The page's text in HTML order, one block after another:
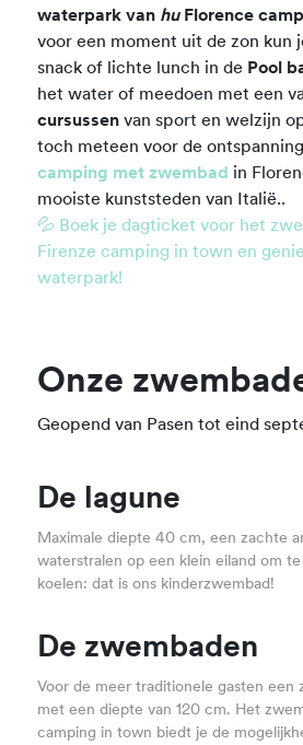
waterpark van huFlorence
voor een moment uit de zon kun
snack of lichte lunch in de Pool
het water of meedoen met een
cursussen van sport en welzijn
toch meteen voor de
camping met zwembad in
mooiste kunststeden van Italië..
💦 Boek je dagticket voor het
Firenze camping in town en
waterpark!
Onze
Geopend van Pasen tot eind
De lagune
Maximale diepte 40 cm, een zachte
waterstralen op een klein eiland om
koelen: dat is ons kinderzwembad!
De zwembaden
Voor de meer traditionele gasten een
met een diepte van 120 cm. Het
camping in town biedt je de